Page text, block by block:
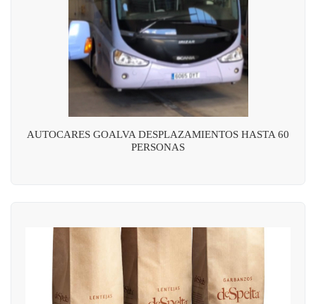
AUTOCARES GOALVA DESPLAZAMIENTOS HASTA 60
PERSONAS